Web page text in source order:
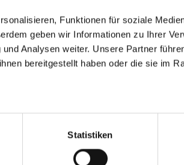
Funktionen für soziale
geben wir Informationen zu Ihrer
Analysen weiter. Unsere Partner
bereitgestellt haben oder die sie im
Statistiken